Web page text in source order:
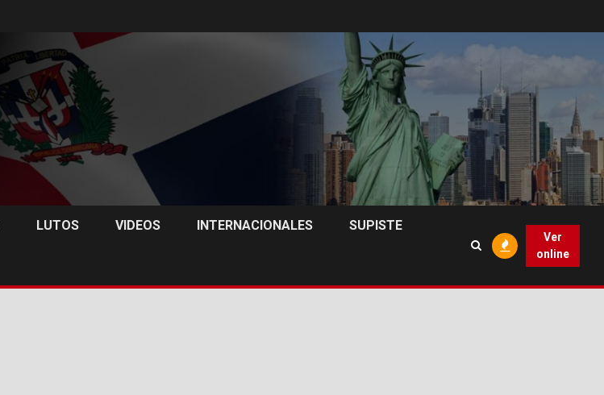
LUTOS VIDEOS INTERNACIONALES SUPISTE
Ver
online